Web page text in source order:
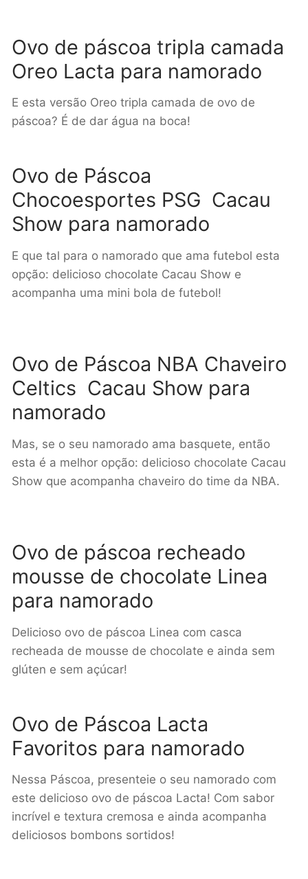
Ovo de páscoa tripla camada
Oreo Lacta para namorado
E esta versão Oreo tripla camada de ovo de
páscoa? É de dar água na boca!
Ovo de Páscoa
Chocoesportes PSG Cacau
Show para namorado
E que tal para o namorado que ama futebol esta
opção: delicioso chocolate Cacau Show e
acompanha uma mini bola de futebol!
Ovo de Páscoa NBA Chaveiro
Celtics Cacau Show para
namorado
Mas, se o seu namorado ama basquete, então
esta é a melhor opção: delicioso chocolate Cacau
Show que acompanha chaveiro do time da NBA.
Ovo de páscoa recheado
mousse de chocolate Linea
para namorado
Delicioso ovo de páscoa Linea com casca
recheada de mousse de chocolate e ainda sem
glúten e sem açúcar!
Ovo de Páscoa Lacta
Favoritos para namorado
Nessa Páscoa, presenteie o seu namorado com
este delicioso ovo de páscoa Lacta! Com sabor
incrível e textura cremosa e ainda acompanha
deliciosos bombons sortidos!